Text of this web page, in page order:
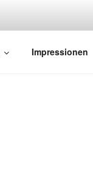
Impressionen